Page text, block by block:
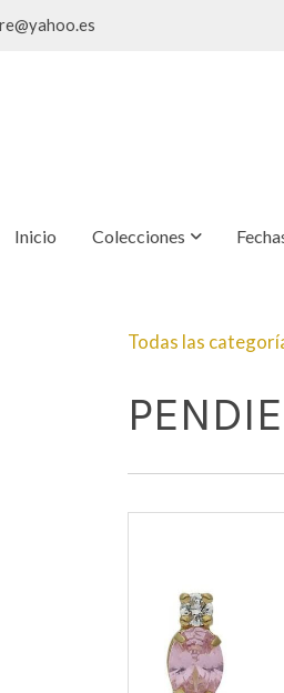
Inicio Colecciones
Todas las